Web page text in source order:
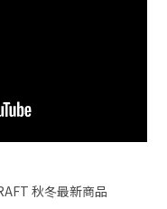
秋冬最新商品